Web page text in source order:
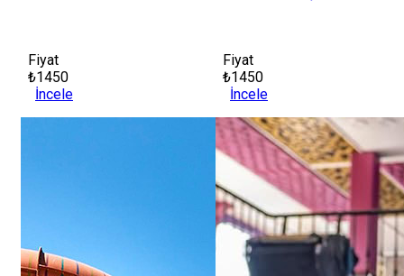
Fiyat
₺1450
İncele
Fiyat
₺1450
İncele